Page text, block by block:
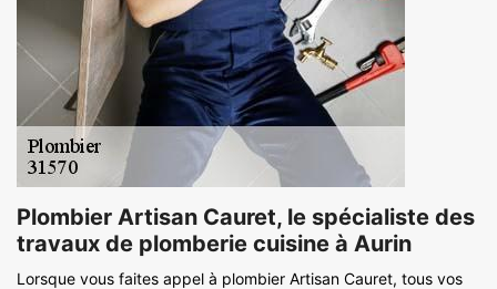
Plombier Artisan Cauret, le spécialiste des
travaux de plomberie cuisine à Aurin
Lorsque vous faites appel à plombier Artisan Cauret, tous vos